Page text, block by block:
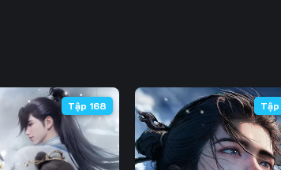
Tập 168 Tập